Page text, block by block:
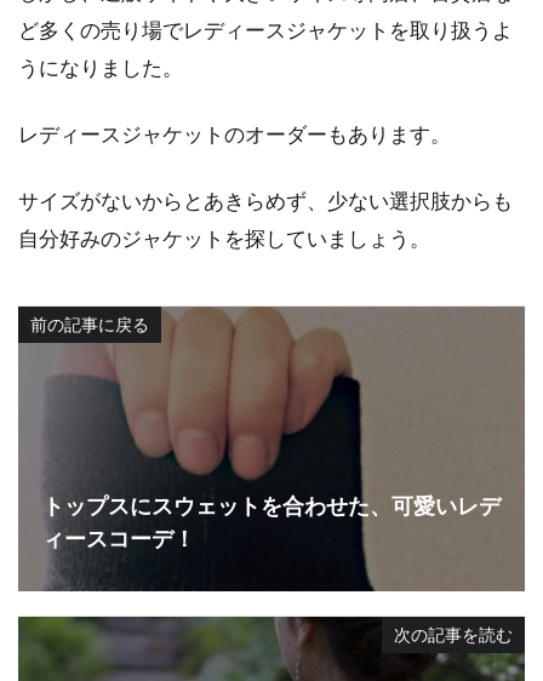
ど多くの売り場でレディースジャケットを取り扱うよ
うになりました。
レディースジャケットのオーダーもあります。
サイズがないからとあきらめず、少ない選択肢からも
自分好みのジャケットを探していましょう。
前の記事に戻る
トップスにスウェットを合わせた、可愛いレデ
ィースコーデ！
次の記事を読む